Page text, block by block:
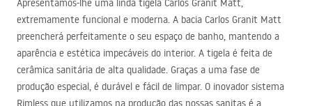
Apresentamos-lhe uma linda tigela Carlos Granit Matt,
extremamente funcional e moderna. A bacia Carlos Granit Matt
preencherá perfeitamente o seu espaço de banho, mantendo a
aparência e estética impecáveis ​​do interior. A tigela é feita de
cerâmica sanitária de alta qualidade. Graças a uma fase de
produção especial, é durável e fácil de limpar. O inovador sistema
Rimless que utilizamos na produção das nossas sanitas é a